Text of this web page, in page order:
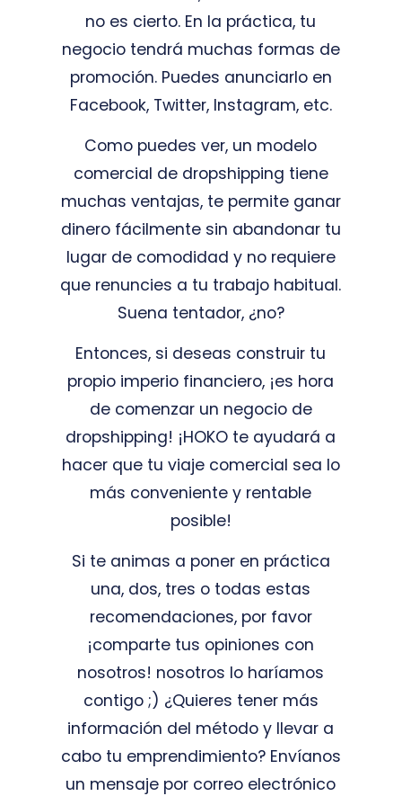
no es cierto. En la práctica, tu
negocio tendrá muchas formas de
promoción. Puedes anunciarlo en
Facebook, Twitter, Instagram, etc.
Como puedes ver, un modelo
comercial de dropshipping tiene
muchas ventajas, te permite ganar
dinero fácilmente sin abandonar tu
lugar de comodidad y no requiere
que renuncies a tu trabajo habitual.
Suena tentador, ¿no?
Entonces, si deseas construir tu
propio imperio financiero, ¡es hora
de comenzar un negocio de
dropshipping! ¡HOKO te ayudará a
hacer que tu viaje comercial sea lo
más conveniente y rentable
posible!
Si te animas a poner en práctica
una, dos, tres o todas estas
recomendaciones, por favor
¡comparte tus opiniones con
nosotros! nosotros lo haríamos
contigo ;) ¿Quieres tener más
información del método y llevar a
cabo tu emprendimiento? Envíanos
un mensaje por correo electrónico